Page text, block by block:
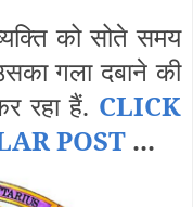
को सोते समय
गला दबाने की
रहा हैं. CLICK
POST ...